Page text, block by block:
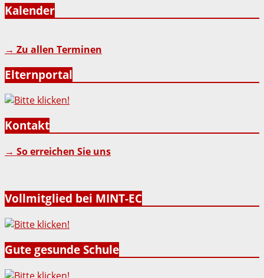
Kalender
→ Zu allen Terminen
Elternportal
Kontakt
→ So erreichen Sie uns
Vollmitglied bei MINT-EC
Gute gesunde Schule